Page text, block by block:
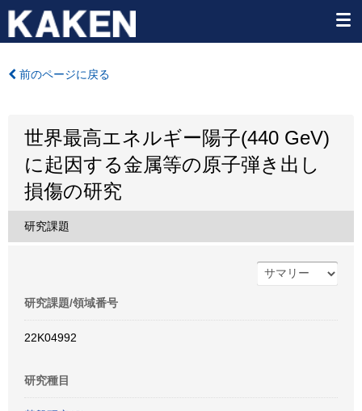
前のページに戻る
世界最高エネルギー陽子(440 GeV)
に起因する金属等の原子弾き出し
損傷の研究
研究課題
研究課題/領域番号
22K04992
研究種目